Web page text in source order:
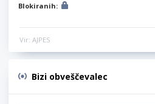
Blokiranih:
Vir: AJPES
Bizi obveščevalec